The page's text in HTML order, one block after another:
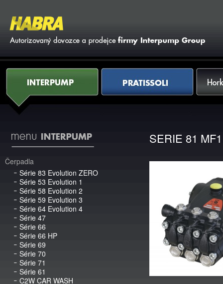
Interpump Pratissoli
SERIE 81 MF1
Čerpadla
Série 83 Evolution ZERO
Série 53 Evolution 1
Série 58 Evolution 2
Série 59 Evolution 3
Série 64 Evolution 4
Série 47
Série 66
Série 66 HP
Série 69
Série 70
Série 71
Série 61
C2W CAR WASH